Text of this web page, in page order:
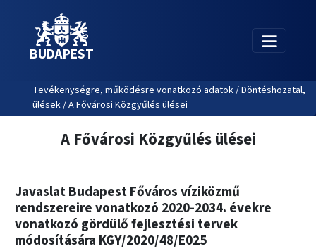
BUDAPEST
Tevékenységre, működésre vonatkozó adatok / Döntéshozatal,
ülések / A Fővárosi Közgyűlés ülései
A Fővárosi Közgyűlés ülései
Javaslat Budapest Főváros víziközmű
rendszereire vonatkozó 2020-2034. évekre
vonatkozó gördülő fejlesztési tervek
módosítására KGY/2020/48/E025